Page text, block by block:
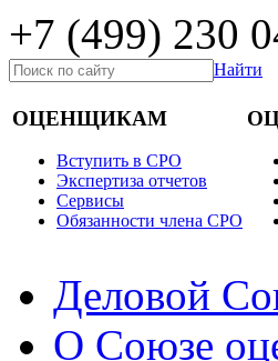
+7 (499) 230
Найти
ОЦЕНЩИКАМ
Вступить в СРО
Экспертиза отчетов
Cервисы
Обязанности члена СРО
Деловой
О Союзе